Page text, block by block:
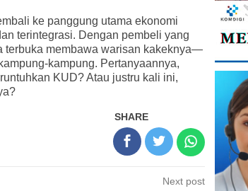
ke panggung utama ekonomi
terintegrasi. Dengan pembeli yang
terbuka membawa warisan kakeknya—
kampung. Pertanyaannya,
KUD? Atau justru kali ini,
SHARE
Next post